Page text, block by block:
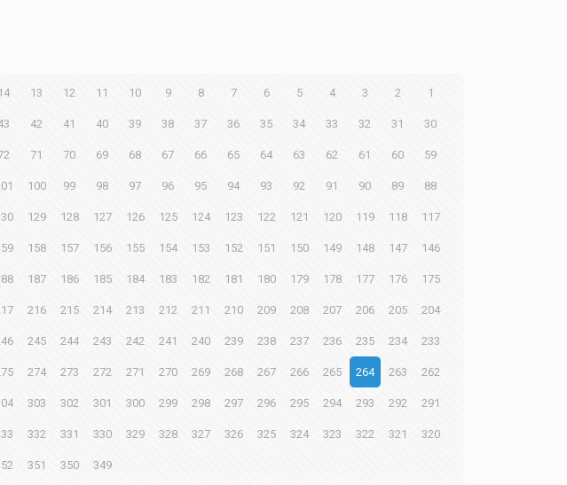
1
2
3
4
5
6
7
8
9
10
11
12
13
30
31
32
33
34
35
36
37
38
39
40
41
42
59
60
61
62
63
64
65
66
67
68
69
70
71
88
89
90
91
92
93
94
95
96
97
98
99
100
117
118
119
120
121
122
123
124
125
126
127
128
129
146
147
148
149
150
151
152
153
154
155
156
157
158
175
176
177
178
179
180
181
182
183
184
185
186
187
204
205
206
207
208
209
210
211
212
213
214
215
216
233
234
235
236
237
238
239
240
241
242
243
244
245
262
263
264
265
266
267
268
269
270
271
272
273
274
291
292
293
294
295
296
297
298
299
300
301
302
303
320
321
322
323
324
325
326
327
328
329
330
331
332
349
350
351